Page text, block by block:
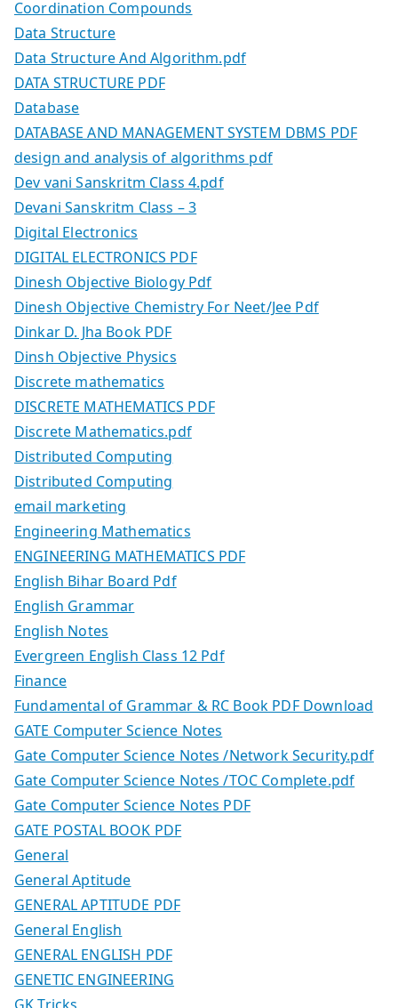
Coordination Compounds
Data Structure
Data Structure And Algorithm.pdf
DATA STRUCTURE PDF
Database
DATABASE AND MANAGEMENT SYSTEM DBMS PDF
design and analysis of algorithms pdf
Dev vani Sanskritm Class 4.pdf
Devani Sanskritm Class – 3
Digital Electronics
DIGITAL ELECTRONICS PDF
Dinesh Objective Biology Pdf
Dinesh Objective Chemistry For Neet/Jee Pdf
Dinkar D. Jha Book PDF
Dinsh Objective Physics
Discrete mathematics
DISCRETE MATHEMATICS PDF
Discrete Mathematics.pdf
Distributed Computing
Distributed Computing
email marketing
Engineering Mathematics
ENGINEERING MATHEMATICS PDF
English Bihar Board Pdf
English Grammar
English Notes
Evergreen English Class 12 Pdf
Finance
Fundamental of Grammar & RC Book PDF Download
GATE Computer Science Notes
Gate Computer Science Notes /Network Security.pdf
Gate Computer Science Notes /TOC Complete.pdf
Gate Computer Science Notes PDF
GATE POSTAL BOOK PDF
General
General Aptitude
GENERAL APTITUDE PDF
General English
GENERAL ENGLISH PDF
GENETIC ENGINEERING